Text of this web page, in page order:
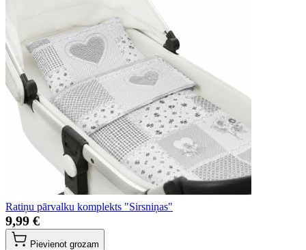
Ratiņu pārvalku komplekts "Sirsniņas"
9,99 €
Pievienot grozam